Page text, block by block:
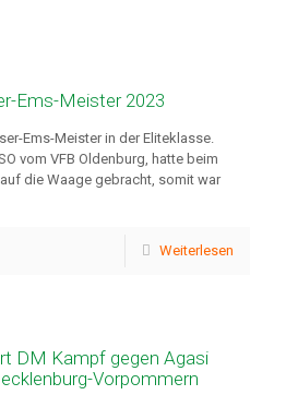
Ems-Meister 2023
Ems-Meister in der Eliteklasse.
vom VFB Oldenburg, hatte beim
die Waage gebracht, somit war
Weiterlesen
DM Kampf gegen Agasi
Vorpommern